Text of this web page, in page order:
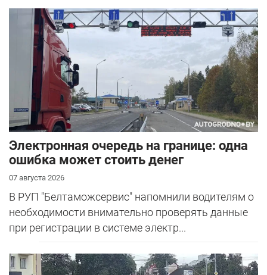
Электронная очередь на границе: одна
ошибка может стоить денег
07 августа 2026
В РУП "Белтаможсервис" напомнили водителям о
необходимости внимательно проверять данные
при регистрации в системе электр...